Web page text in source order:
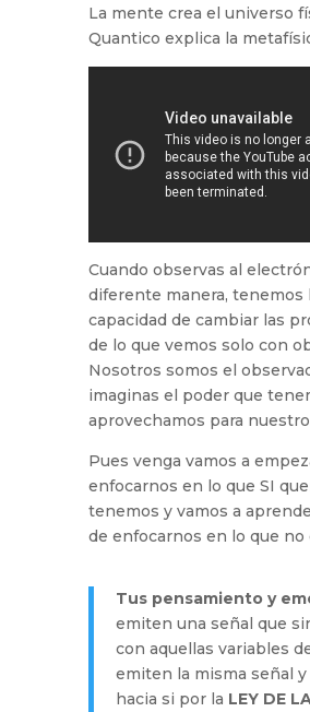
La mente crea el universo
Quantico explica la
Cuando observas al
diferente manera, tenemos
capacidad de cambiar las
de lo que vemos solo con
Nosotros somos el
imaginas el poder que
aprovechamos para
Pues venga vamos a
enfocarnos en lo que SI
tenemos y vamos a
de enfocarnos en lo que no
Tus pensamiento y
emiten una señal que
con aquellas variables
emiten la misma señal y
hacia si por la LEY DE